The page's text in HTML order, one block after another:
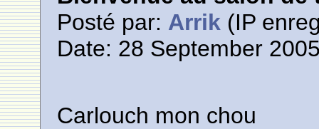
Posté par: Arrik (IP
Date: 28 September
Carlouch mon chou